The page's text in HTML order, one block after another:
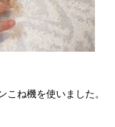
こね機を使いました。